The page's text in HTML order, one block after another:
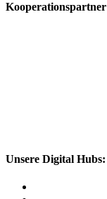
Kooperationspartner
Unsere Digital Hubs: